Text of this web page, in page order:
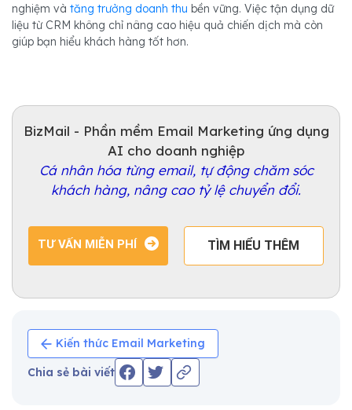
nghiệm và tăng trưởng doanh thu bền vững. Việc tận dụng dữ
liệu từ CRM không chỉ nâng cao hiệu quả chiến dịch mà còn
giúp bạn hiểu khách hàng tốt hơn.
BizMail - Phần mềm Email Marketing ứng dụng
AI cho doanh nghiệp
Cá nhân hóa từng email, tự động chăm sóc
khách hàng, nâng cao tỷ lệ chuyển đổi.
TƯ VẤN MIỄN PHÍ TÌM HIỂU THÊM
Kiến thức Email Marketing
Chia sẻ bài viết